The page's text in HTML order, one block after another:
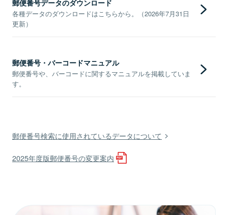
郵便番号データのダウンロード
各種データのダウンロードはこちらから。（2026年7月31日
更新）
郵便番号・バーコードマニュアル
郵便番号や、バーコードに関するマニュアルを掲載していま
す。
郵便番号検索に使用されているデータについて
2025年度版郵便番号の変更案内